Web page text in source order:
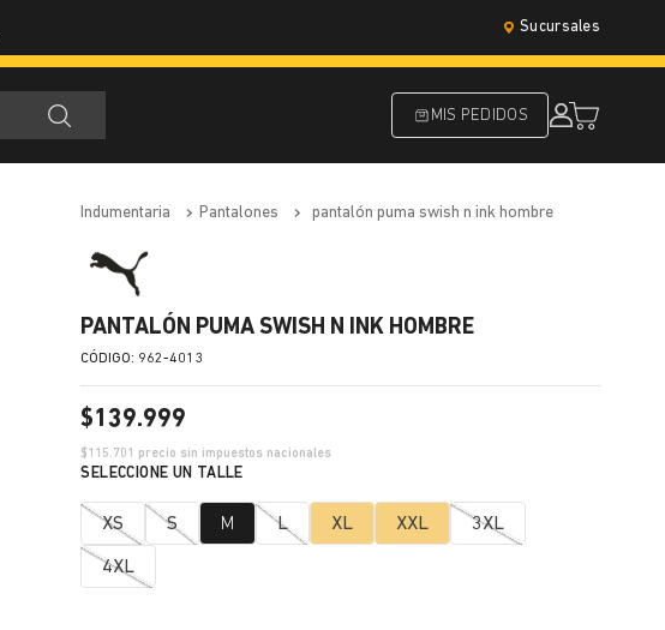
Sucursales
MIS PEDIDOS
indumentaria pantalones pantalón puma swish n ink hombre
PANTALÓN PUMA SWISH N INK HOMBRE
: 962-4013
$139.999
$115.701 precio sin impuestos nacionales
XS S M L XL XXL 3XL
4XL